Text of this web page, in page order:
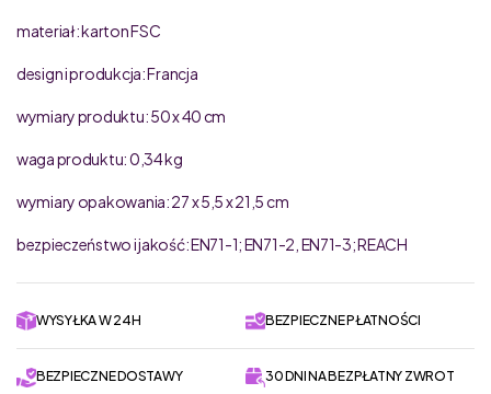
materiał: karton FSC
design i produkcja: Francja
wymiary produktu: 50 x 40 cm
waga produktu: 0,34 kg
wymiary opakowania: 27 x 5,5 x 21,5 cm
bezpieczeństwo i jakość: EN71-1; EN71-2, EN71-3; REACH
WYSYŁKA W 24H BEZPIECZNE PŁATNOŚCI
BEZPIECZNE DOSTAWY 30 DNI NA BEZPŁATNY ZWROT